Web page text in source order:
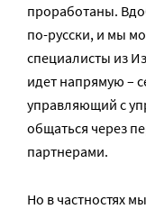
проработаны.
по-русски, и мы
специалисты из
идет напрямую –
управляющий с
общаться через
партнерами.
Но в частностях